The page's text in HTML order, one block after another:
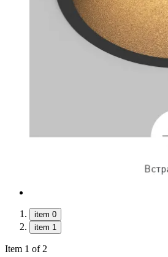
item 0
item 1
Item 1 of 2